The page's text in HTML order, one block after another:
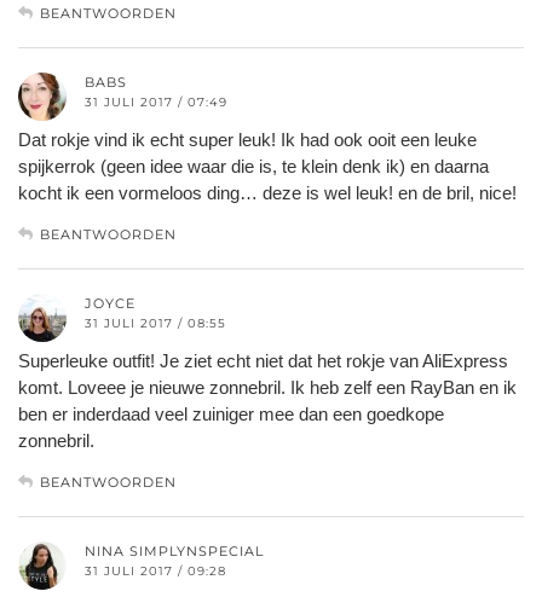
BEANTWOORDEN
BABS
31 JULI 2017 / 07:49
Dat rokje vind ik echt super leuk! Ik had ook ooit een leuke
spijkerrok (geen idee waar die is, te klein denk ik) en daarna
kocht ik een vormeloos ding… deze is wel leuk! en de bril, nice!
BEANTWOORDEN
JOYCE
31 JULI 2017 / 08:55
Superleuke outfit! Je ziet echt niet dat het rokje van AliExpress
komt. Loveee je nieuwe zonnebril. Ik heb zelf een RayBan en ik
ben er inderdaad veel zuiniger mee dan een goedkope
zonnebril.
BEANTWOORDEN
NINA SIMPLYNSPECIAL
31 JULI 2017 / 09:28